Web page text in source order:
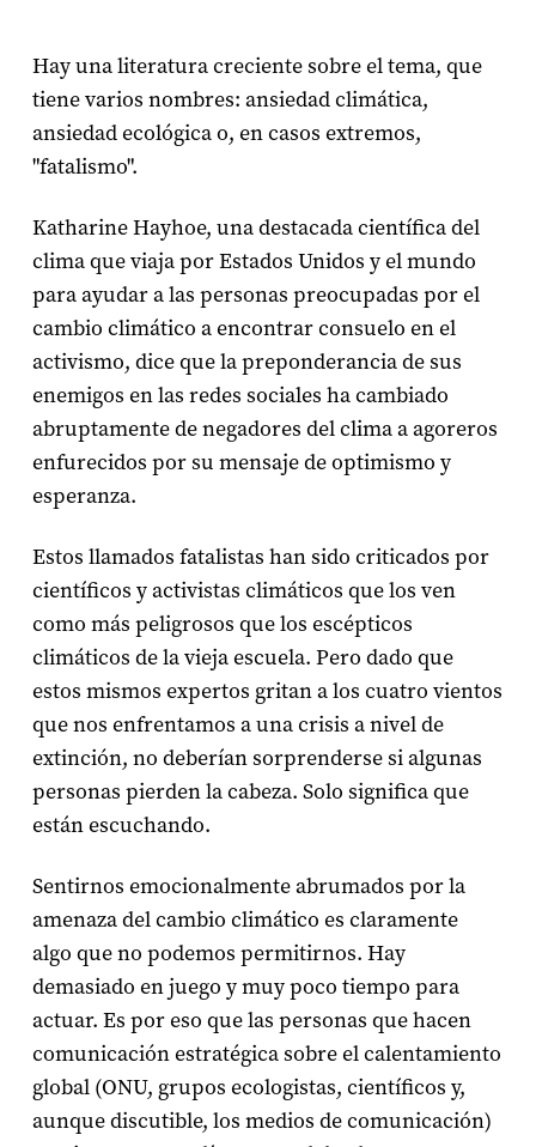
Hay una literatura creciente sobre el tema, que
tiene varios nombres: ansiedad climática,
ansiedad ecológica o, en casos extremos,
"fatalismo".
Katharine Hayhoe, una destacada científica del
clima que viaja por Estados Unidos y el mundo
para ayudar a las personas preocupadas por el
cambio climático a encontrar consuelo en el
activismo, dice que la preponderancia de sus
enemigos en las redes sociales ha cambiado
abruptamente de negadores del clima a agoreros
enfurecidos por su mensaje de optimismo y
esperanza.
Estos llamados fatalistas han sido criticados por
científicos y activistas climáticos que los ven
como más peligrosos que los escépticos
climáticos de la vieja escuela. Pero dado que
estos mismos expertos gritan a los cuatro vientos
que nos enfrentamos a una crisis a nivel de
extinción, no deberían sorprenderse si algunas
personas pierden la cabeza. Solo significa que
están escuchando.
Sentirnos emocionalmente abrumados por la
amenaza del cambio climático es claramente
algo que no podemos permitirnos. Hay
demasiado en juego y muy poco tiempo para
actuar. Es por eso que las personas que hacen
comunicación estratégica sobre el calentamiento
global (ONU, grupos ecologistas, científicos y,
aunque discutible, los medios de comunicación)